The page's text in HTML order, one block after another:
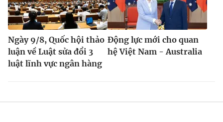
Ngày 9/8, Quốc hội thảo
luận về Luật sửa đổi 3
luật lĩnh vực ngân hàng
Động lực mới cho quan
hệ Việt Nam - Australia